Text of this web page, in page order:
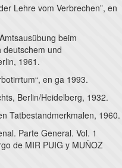
Lehre vom Verbrechen”, en
beim
deutschem und
1961.
en ga 1993.
Berlin/Heidelberg, 1932.
Tatbestandmerkmalen, 1960.
Parte General. Vol. 1
de MIR PUIG y MUÑOZ